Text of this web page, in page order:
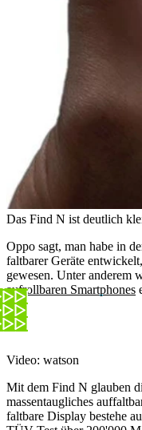
Das Find N ist deutlich
Oppo sagt, man habe in
faltbarer Geräte
gewesen. Unter anderem
aufrollbaren Smartphones
Video: watson
Mit dem Find N glauben
massentaugliches
faltbare Display bestehe